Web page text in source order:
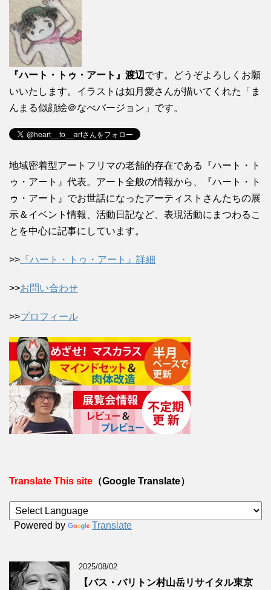
『ハート・トゥ・アート』渡辺です。どうぞよろしくお願
いいたします。イラストは如月愛さんが描いてくれた「ま
んまる似顔絵＠なべバージョン」です。
地域密着型アートフリマの老舗的存在である『ハート・ト
ゥ・アート』代表。アート全般の情報から、『ハート・ト
ゥ・アート』でお世話になったアーティストさんたちの展
示＆イベント情報、活動日記など、表現活動にまつわるこ
とを中心に記事にしています。
>> 『ハート・トゥ・アート』詳細
>>お問い合わせ
>>プロフィール
Translate This site （Google Translate）
Powered by Translate
2025/08/02
【バス・バリトン村山岳リサイタル東京